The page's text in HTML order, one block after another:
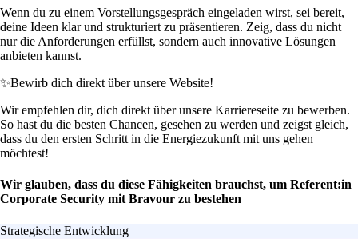
Wenn du zu einem Vorstellungsgespräch eingeladen wirst, sei bereit,
deine Ideen klar und strukturiert zu präsentieren. Zeig, dass du nicht
nur die Anforderungen erfüllst, sondern auch innovative Lösungen
anbieten kannst.
✨Bewirb dich direkt über unsere Website!
Wir empfehlen dir, dich direkt über unsere Karriereseite zu bewerben.
So hast du die besten Chancen, gesehen zu werden und zeigst gleich,
dass du den ersten Schritt in die Energiezukunft mit uns gehen
möchtest!
Wir glauben, dass du diese Fähigkeiten brauchst, um Referent:in
Corporate Security mit Bravour zu bestehen
Strategische Entwicklung